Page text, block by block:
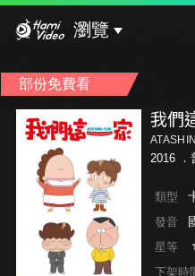
瀏覽
部份免費看
我們
2016 ．
類型
發音
星等
下架時